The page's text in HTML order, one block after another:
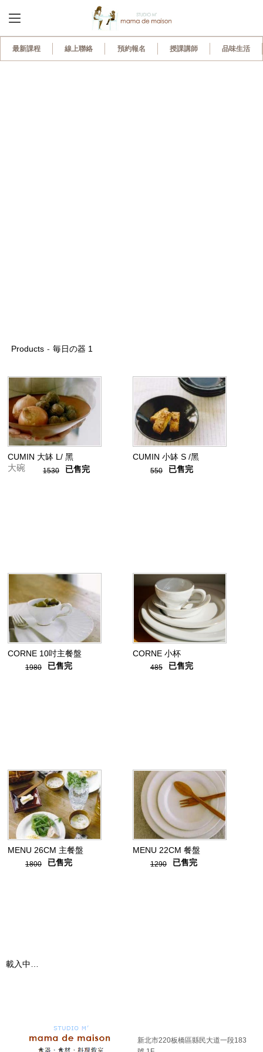
Products - 毎日の器 1
CUMIN 大缽 L/ 黑
大碗 1530 已售完
CUMIN 小缽 S /黑
550 已售完
CORNE 10吋主餐盤
1980 已售完
CORNE 小杯
485 已售完
MENU 26CM 主餐盤
1800 已售完
MENU 22CM 餐盤
1290 已售完
載入中…
最新課程 線上聯絡 預約報名 授課講師 品味生活
新北市220板橋區縣民大道一段183